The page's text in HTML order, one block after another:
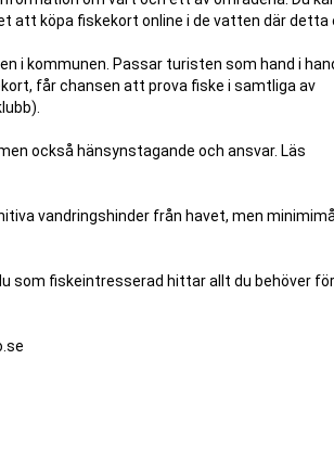
att köpa fiskekort online i de vatten där detta
i kommunen. Passar turisten som hand i
får chansen att prova fiske i samtliga av
också hänsynstagande och ansvar. Läs
vandringshinder från havet, men
som fiskeintresserad hittar allt du behöver